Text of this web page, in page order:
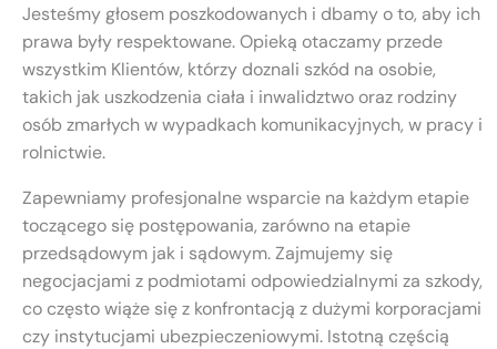
Jesteśmy głosem poszkodowanych i dbamy o to, aby ich
prawa były respektowane. Opieką otaczamy przede
wszystkim Klientów, którzy doznali szkód na osobie,
takich jak uszkodzenia ciała i inwalidztwo oraz rodziny
osób zmarłych w wypadkach komunikacyjnych, w pracy i
rolnictwie.
Zapewniamy profesjonalne wsparcie na każdym etapie
toczącego się postępowania, zarówno na etapie
przedsądowym jak i sądowym. Zajmujemy się
negocjacjami z podmiotami odpowiedzialnymi za szkody,
co często wiąże się z konfrontacją z dużymi korporacjami
czy instytucjami ubezpieczeniowymi. Istotną częścią